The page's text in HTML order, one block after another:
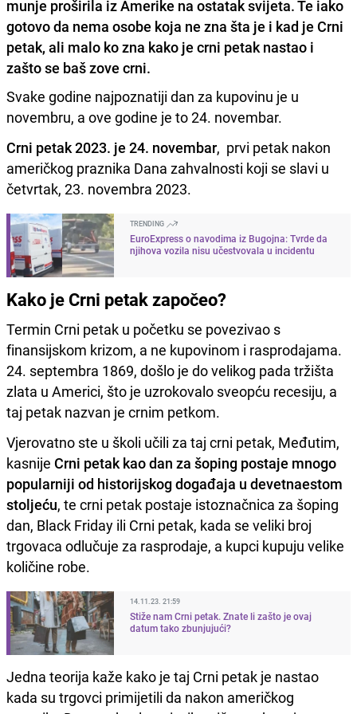
munje proširila iz Amerike na ostatak svijeta. Te iako
gotovo da nema osobe koja ne zna šta je i kad je Crni
petak, ali malo ko zna kako je crni petak nastao i
zašto se baš zove crni.
Svake godine najpoznatiji dan za kupovinu je u
novembru, a ove godine je to 24. novembar.
Crni petak 2023. je 24. novembar, prvi petak nakon
američkog praznika Dana zahvalnosti koji se slavi u
četvrtak, 23. novembra 2023.
TRENDING
EuroExpress o navodima iz Bugojna: Tvrde da
njihova vozila nisu učestvovala u incidentu
Kako je Crni petak započeo?
Termin Crni petak u početku se povezivao s
finansijskom krizom, a ne kupovinom i rasprodajama.
24. septembra 1869, došlo je do velikog pada tržišta
zlata u Americi, što je uzrokovalo sveopću recesiju, a
taj petak nazvan je crnim petkom.
Vjerovatno ste u školi učili za taj crni petak, Međutim,
kasnije Crni petak kao dan za šoping postaje mnogo
popularniji od historijskog događaja u devetnaestom
stoljeću, te crni petak postaje istoznačnica za šoping
dan, Black Friday ili Crni petak, kada se veliki broj
trgovaca odlučuje za rasprodaje, a kupci kupuju velike
količine robe.
14.11.23. 21:59
Stiže nam Crni petak. Znate li zašto je ovaj
datum tako zbunjujući?
Jedna teorija kaže kako je taj Crni petak je nastao
kada su trgovci primijetili da nakon američkog